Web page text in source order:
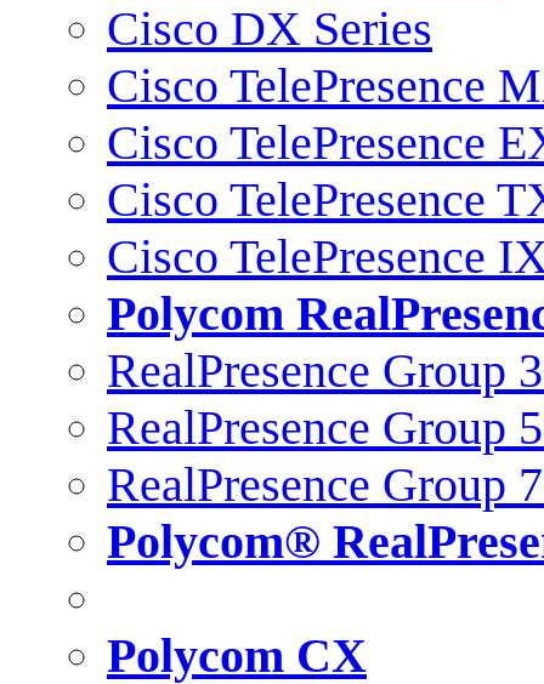
Cisco DX Series
Cisco TelePresence
Cisco TelePresence
Cisco TelePresence
Cisco TelePresence
Polycom
RealPresence Group
RealPresence Group
RealPresence Group
Polycom®
Polycom CX